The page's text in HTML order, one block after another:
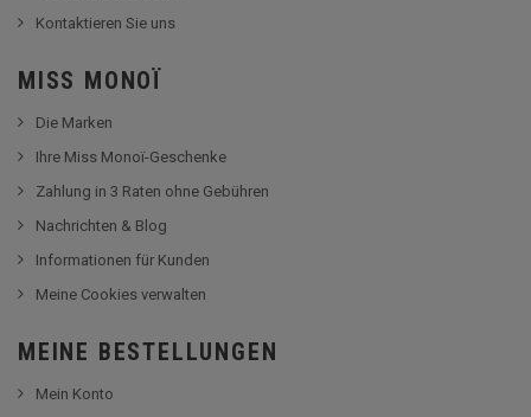
Kontaktieren Sie uns
MISS MONOÏ
Die Marken
Ihre Miss Monoï-Geschenke
Zahlung in 3 Raten ohne Gebühren
Nachrichten & Blog
Informationen für Kunden
Meine Cookies verwalten
MEINE BESTELLUNGEN
Mein Konto